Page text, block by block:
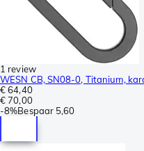
1 review
WESN CB, SN08-0, Titanium,
€ 64,40
€ 70,00
-8%Bespaar 5,60